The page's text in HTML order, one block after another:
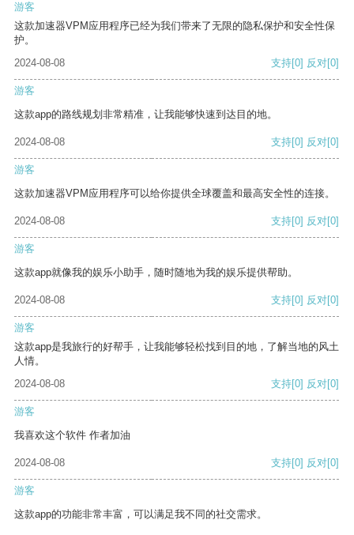
游客
这款加速器VPM应用程序已经为我们带来了无限的隐私保护和安全性保
护。
2024-08-08
支持[0] 反对[0]
游客
这款app的路线规划非常精准，让我能够快速到达目的地。
2024-08-08 支持[0] 反对[0]
游客
这款加速器VPM应用程序可以给你提供全球覆盖和最高安全性的连接。
2024-08-08 支持[0] 反对[0]
游客
这款app就像我的娱乐小助手，随时随地为我的娱乐提供帮助。
2024-08-08 支持[0] 反对[0]
游客
这款app是我旅行的好帮手，让我能够轻松找到目的地，了解当地的风土
人情。
2024-08-08
支持[0] 反对[0]
游客
我喜欢这个软件 作者加油
2024-08-08 支持[0] 反对[0]
游客
这款app的功能非常丰富，可以满足我不同的社交需求。